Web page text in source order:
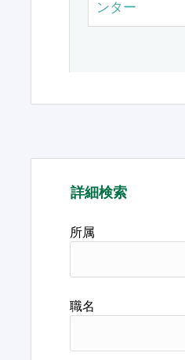
ンター
詳細検索
所属
職名